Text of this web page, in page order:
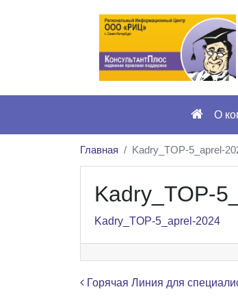
О
Главная Kadry_TOP-5_aprel-
Kadry_TOP-
Kadry_TOP-5_aprel-2024
Навигация по
Горячая Линия для